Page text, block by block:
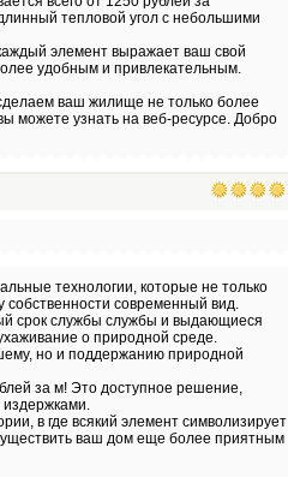
тепловой угол с небольшими
элемент выражает ваш свой
удобным и привлекательным.
ваш жилище не только более
можете узнать на веб-ресурсе. Добро
технологии, которые не только
современный вид.
срок службы службы и выдающиеся
о природной среде.
но и поддержанию природной
за м! Это доступное решение,
в где всякий элемент символизирует
ваш дом еще более приятным